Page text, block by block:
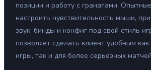
позиции и работу с гранатами.
настроить чувствительность мыши,
звук, бинды и конфиг под свой стиль
позволяет сделать клиент удобным
игры, так и для более серьёзных